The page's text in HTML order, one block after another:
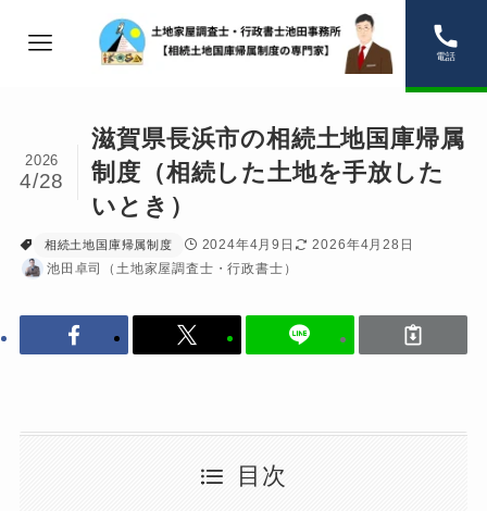
電話
滋賀県長浜市の相続土地国庫帰属
制度（相続した土地を手放した
いとき）
2026
4/28
相続土地国庫帰属制度 2024年4月9日
2026年4月28日
池田卓司（土地家屋調査士・行政書士）
目次